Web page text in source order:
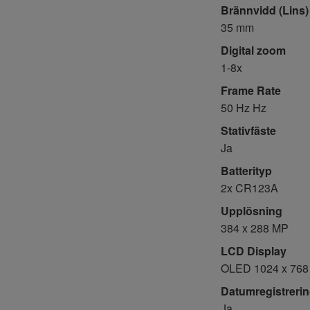
Brännvidd (Lins)
35 mm
Digital zoom
1-8x
Frame Rate
50 Hz Hz
Stativfäste
Ja
Batterityp
2x CR123A
Upplösning
384 x 288 MP
LCD Display
OLED 1024 x 768